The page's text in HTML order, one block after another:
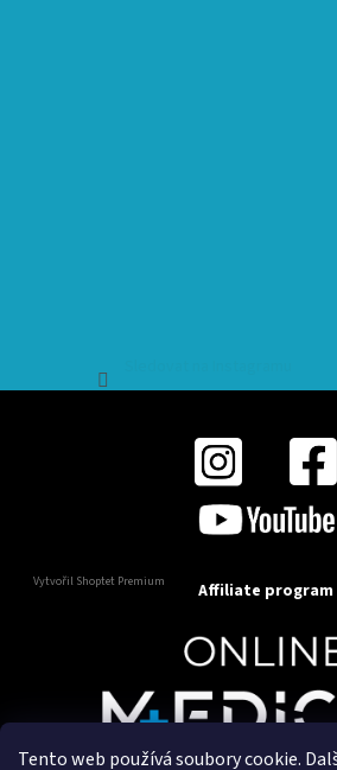
Tento web používá soubory cookie.
Vytvořil Shoptet Premium Affiliate program